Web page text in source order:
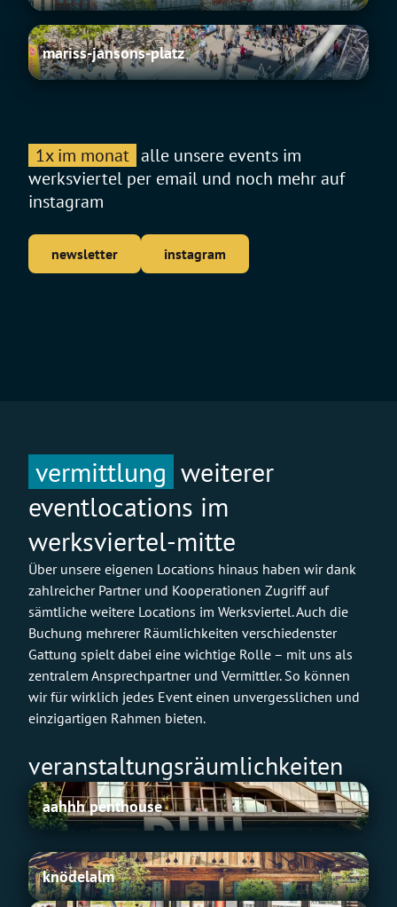
mariss-
jansons-
mariss-jansons-platz
1x im monat alle unsere events im
werksviertel per email und noch mehr auf
instagram
newsletter instagram
vermittlung weiterer
eventlocations im
werksviertel-mitte
Über unsere eigenen Locations hinaus haben wir dank
zahlreicher Partner und Kooperationen Zugriff auf
sämtliche weitere Locations im Werksviertel. Auch die
Buchung mehrerer Räumlichkeiten verschiedenster
Gattung spielt dabei eine wichtige Rolle – mit uns als
zentralem Ansprechpartner und Vermittler. So können
wir für wirklich jedes Event einen unvergesslichen und
einzigartigen Rahmen bieten.
veranstaltungsräumlichkeiten
a
a
h
h
h
p
aahhh penthouse
K
n knödelalm